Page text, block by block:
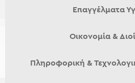
Επαγγέλματα
Οικονομία &
Πληροφορική &